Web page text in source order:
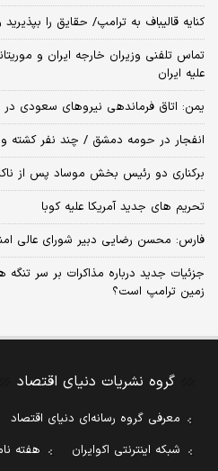
کنایه قالیباف به ترامپ/ حقایق را
تماس تلفنی وزیران خارجه ایران و
علیه ایران
یمن: اتاق فرماندهی نیروهای سعودی
انفجار در حومه دمشق / چند نفر کشته
برکناری دو رئیس بخش موساد پس از
تحریم های جدید آمریکا علیه کوبا
فارس: محسن رضایی دبیر شورای عالی
جزئیات جدید درباره مذاکرات بر سر
زمین ترامپ است؟
گروه نشریات دنیای اقتصاد
معرفی گروه رسانه‌ای دنیای اقتصاد
شبکه اینترنتی اکوایران
هفته